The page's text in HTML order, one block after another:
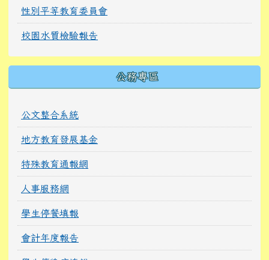
性別平等教育委員會
校園水質檢驗報告
公務專區
公文整合系統
地方教育發展基金
特殊教育通報網
人事服務網
學生停餐填報
會計年度報告